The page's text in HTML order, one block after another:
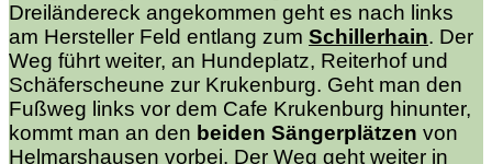
Dreiländereck angekommen geht es nach links
am Hersteller Feld entlang zum Schillerhain. Der
Weg führt weiter, an Hundeplatz, Reiterhof und
Schäferscheune zur Krukenburg. Geht man den
Fußweg links vor dem Cafe Krukenburg hinunter,
kommt man an den beiden Sängerplätzen von
Helmarshausen vorbei. Der Weg geht weiter in